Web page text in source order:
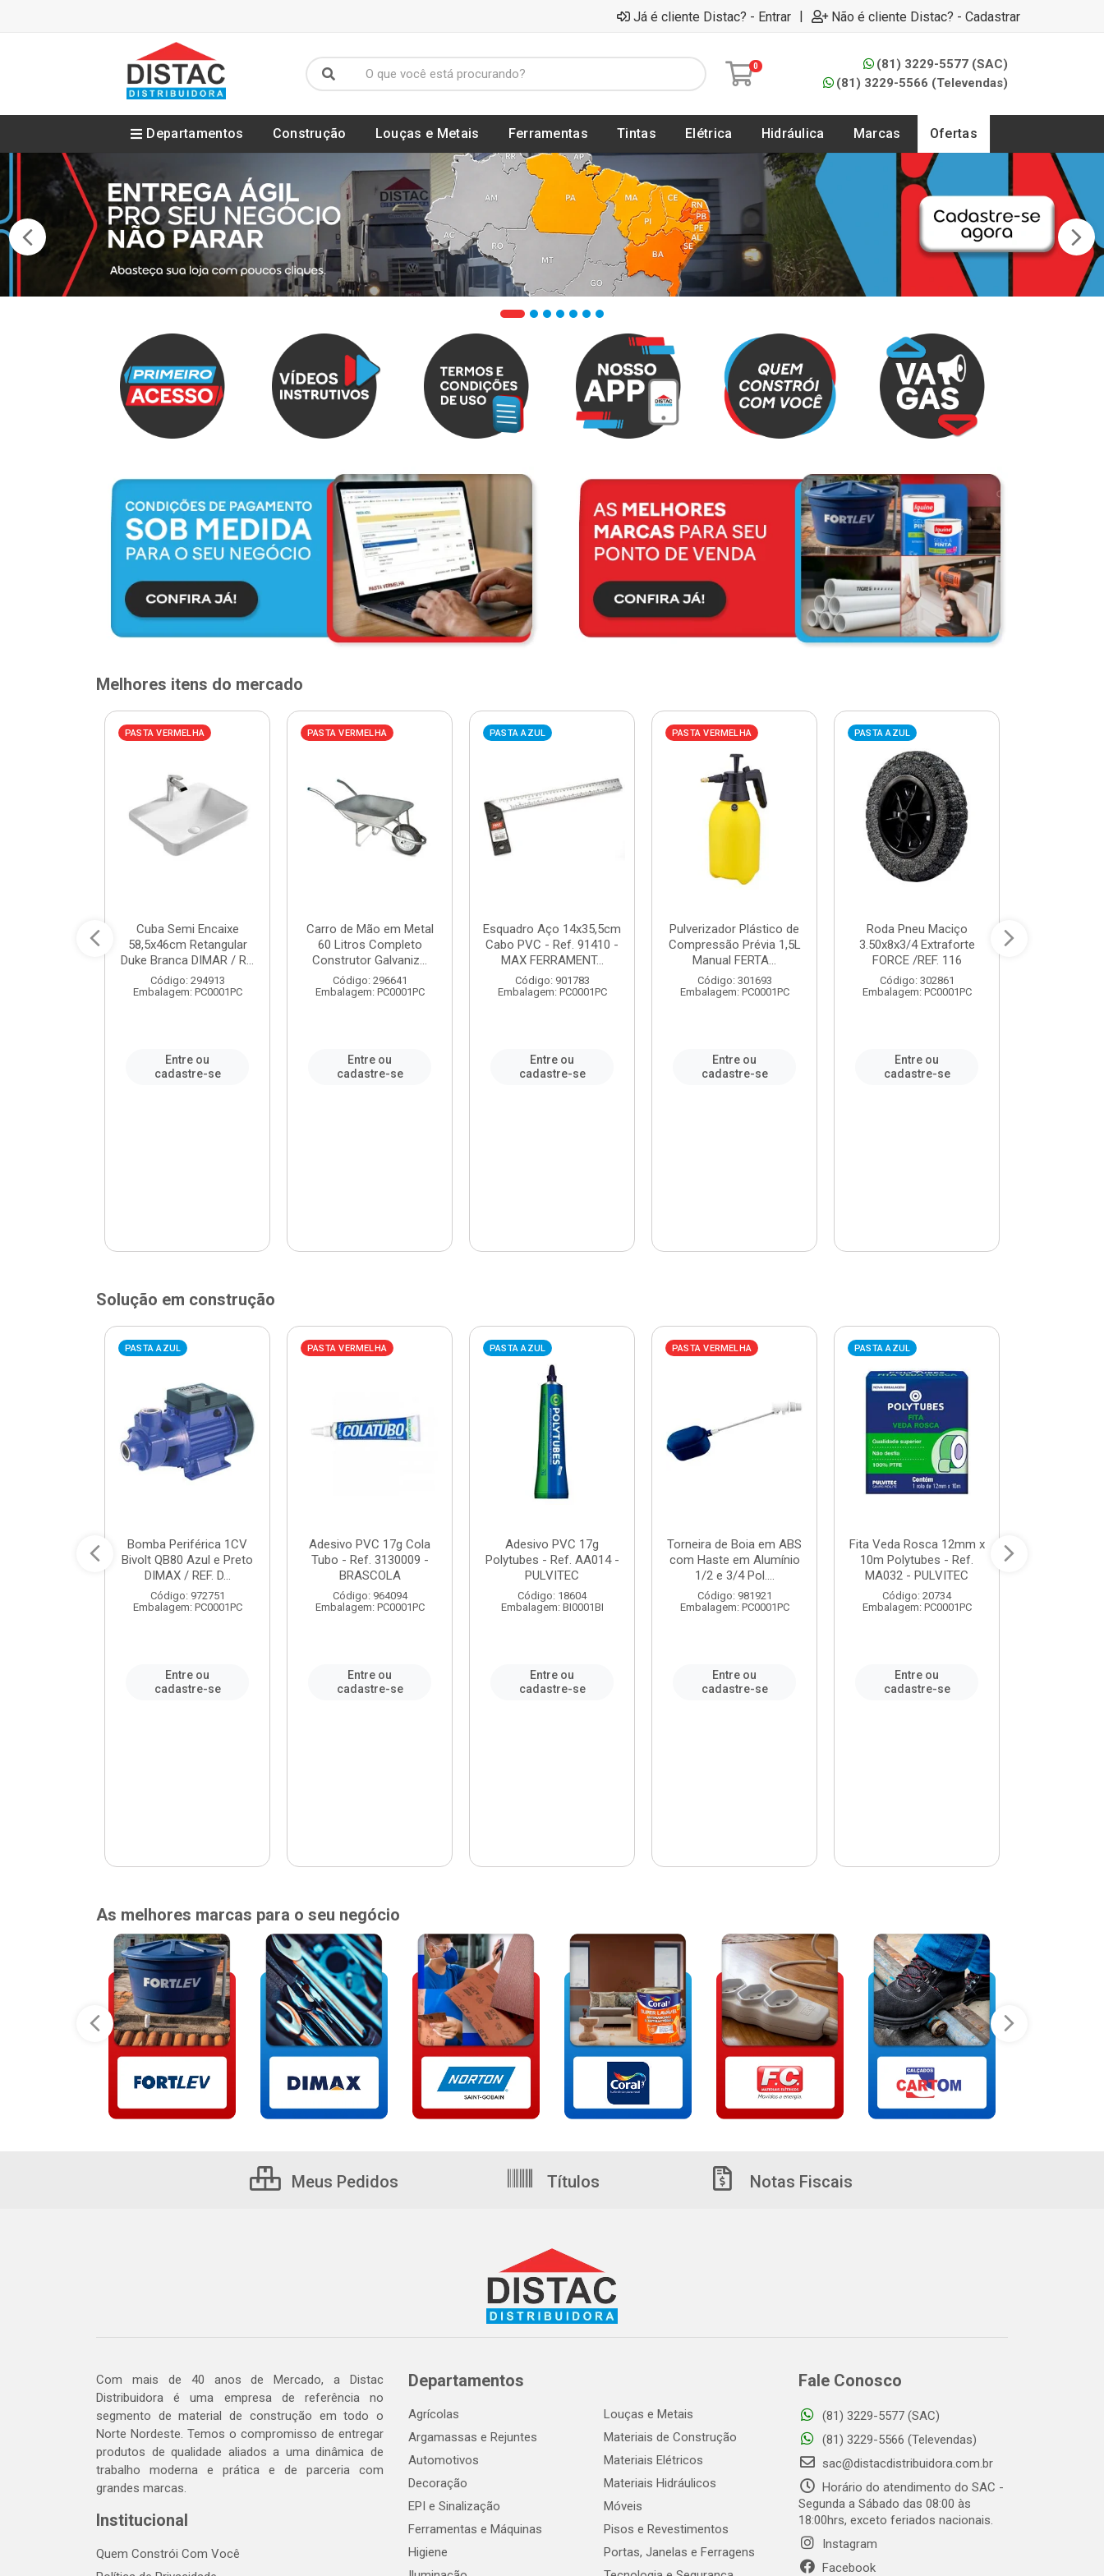
Já é cliente Distac? - Entrar | Não é cliente Distac? - Cadastrar
0
(81) 3229-5577 (SAC)
(81) 3229-5566 (Televendas)
Departamentos Construção Louças e Metais Ferramentas Tintas Elétrica Hidráulica Marcas Ofertas
Melhores itens do mercado
PASTA VERMELHA
Cuba Semi Encaixe
58,5x46cm Retangular
Duke Branca DIMAR / R...
Código: 294913
Embalagem: PC0001PC
Entre ou
cadastre-se
PASTA VERMELHA
Carro de Mão em Metal
60 Litros Completo
Construtor Galvaniz...
Código: 296641
Embalagem: PC0001PC
Entre ou
cadastre-se
PASTA AZUL
Esquadro Aço 14x35,5cm
Cabo PVC - Ref. 91410 -
MAX FERRAMENT...
Código: 901783
Embalagem: PC0001PC
Entre ou
cadastre-se
PASTA VERMELHA
Pulverizador Plástico de
Compressão Prévia 1,5L
Manual FERTA...
Código: 301693
Embalagem: PC0001PC
Entre ou
cadastre-se
PASTA AZUL
Roda Pneu Maciço
3.50x8x3/4 Extraforte
FORCE /REF. 116
Código: 302861
Embalagem: PC0001PC
Entre ou
cadastre-se
Solução em construção
PASTA AZUL
Bomba Periférica 1CV
Bivolt QB80 Azul e Preto
DIMAX / REF. D...
Código: 972751
Embalagem: PC0001PC
Entre ou
cadastre-se
PASTA VERMELHA
Adesivo PVC 17g Cola
Tubo - Ref. 3130009 -
BRASCOLA
Código: 964094
Embalagem: PC0001PC
Entre ou
cadastre-se
PASTA AZUL
Adesivo PVC 17g
Polytubes - Ref. AA014 -
PULVITEC
Código: 18604
Embalagem: BI0001BI
Entre ou
cadastre-se
PASTA VERMELHA
Torneira de Boia em ABS
com Haste em Alumínio
1/2 e 3/4 Pol....
Código: 981921
Embalagem: PC0001PC
Entre ou
cadastre-se
PASTA AZUL
Fita Veda Rosca 12mm x
10m Polytubes - Ref.
MA032 - PULVITEC
Código: 20734
Embalagem: PC0001PC
Entre ou
cadastre-se
As melhores marcas para o seu negócio
Meus Pedidos Títulos Notas Fiscais
Com mais de 40 anos de Mercado, a Distac
Distribuidora é uma empresa de referência no
segmento de material de construção em todo o
Norte Nordeste. Temos o compromisso de entregar
produtos de qualidade aliados a uma dinâmica de
trabalho moderna e prática e de parceria com
grandes marcas.
Institucional
Quem Constrói Com Você
Departamentos
Agrícolas
Argamassas e Rejuntes
Automotivos
Decoração
EPI e Sinalização
Ferramentas e Máquinas
Higiene
Louças e Metais
Materiais de Construção
Materiais Elétricos
Materiais Hidráulicos
Móveis
Pisos e Revestimentos
Portas, Janelas e Ferragens
Fale Conosco
(81) 3229-5577 (SAC)
(81) 3229-5566 (Televendas)
sac@distacdistribuidora.com.br
Horário do atendimento do SAC -
Segunda a Sábado das 08:00 às
18:00hrs, exceto feriados nacionais.
Instagram
Facebook